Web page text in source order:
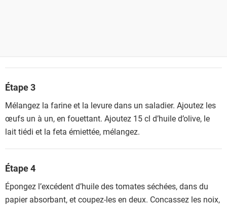
Étape 3
Mélangez la farine et la levure dans un saladier. Ajoutez les
œufs un à un, en fouettant. Ajoutez 15 cl d’huile d’olive, le
lait tiédi et la feta émiettée, mélangez.
Étape 4
Épongez l’excédent d’huile des tomates séchées, dans du
papier absorbant, et coupez-les en deux. Concassez les noix,